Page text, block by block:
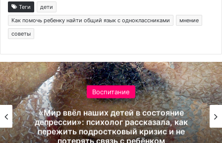
Теги
дети
Как помочь ребенку найти общий язык с одноклассниками
мнение
советы
Воспитание
«Мир ввёл наших детей в состояние
депрессии»: психолог рассказала, как
пережить подростковый кризис и не
потерять связь с ребёнком